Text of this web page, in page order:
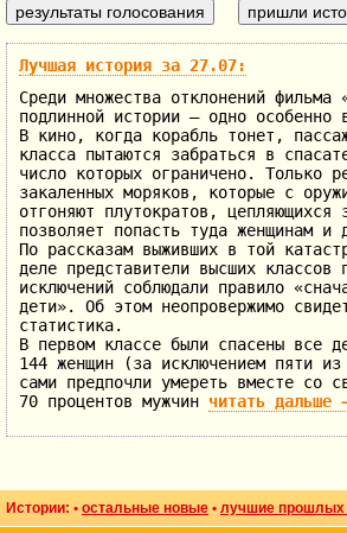
Лучшая история за 27.07:
Среди множества отклонений фильма
подлинной истории — одно особенно
В кино, когда корабль тонет,
класса пытаются забраться в
число которых ограничено. Только
закаленных моряков, которые с
отгоняют плутократов, цепляющихся
позволяет попасть туда женщинам и
По рассказам выживших в той
деле представители высших классов
исключений соблюдали правило
дети». Об этом неопровержимо
статистика.
В первом классе были спасены все
144 женщин (за исключением пяти
сами предпочли умереть вместе со
70 процентов мужчин читать дальше
Истории: • остальные новые • лучшие прошлых